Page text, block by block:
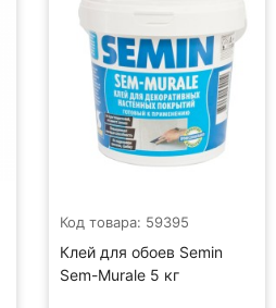
Код товара: 59395
Клей для обоев Semin
Sem-Murale 5 кг